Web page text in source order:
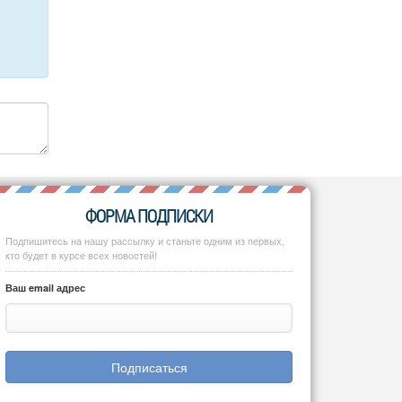
ФОРМА ПОДПИСКИ
Подпишитесь на нашу рассылку и станьте одним из первых,
кто будет в курсе всех новостей!
Ваш email адрес
Подписаться